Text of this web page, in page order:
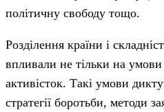
політичну свободу тощо.
Розділення країни і
впливали не тільки на умови
активісток. Такі умови
стратегії боротьби, методи